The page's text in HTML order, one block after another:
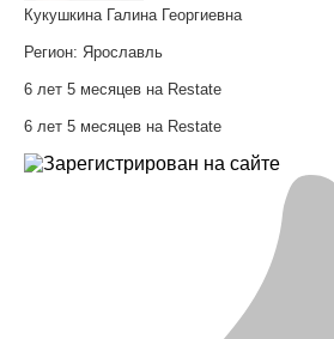
Кукушкина Галина Георгиевна
Регион: Ярославль
6 лет 5 месяцев на Restate
6 лет 5 месяцев на Restate